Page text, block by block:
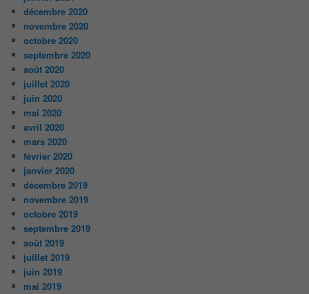
décembre 2020
novembre 2020
octobre 2020
septembre 2020
août 2020
juillet 2020
juin 2020
mai 2020
avril 2020
mars 2020
février 2020
janvier 2020
décembre 2019
novembre 2019
octobre 2019
septembre 2019
août 2019
juillet 2019
juin 2019
mai 2019